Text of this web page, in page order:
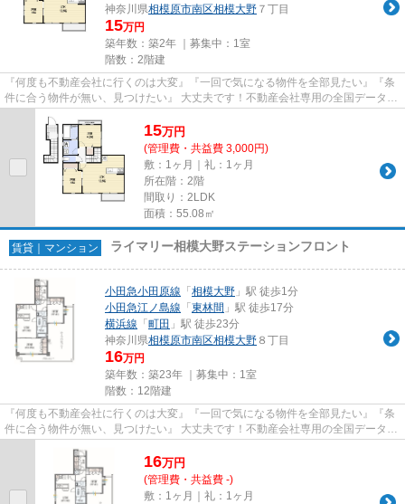
神奈川県相模原市南区相模大野 ７丁目
15万円
築年数：築2年 ｜募集中： 1室
階数：2階建
『何度も不動産会社に行くのは大変』『一回で気になる物件を全部見たい』『条
件に合う物件が無い、見つけたい』 大丈夫です！不動産会社専用の全国データベ
15万円
(管理費・共益費 3,000円)
敷：1ヶ月｜礼：1ヶ月
所在階：2階
間取り：2LDK
面積：55.08㎡
賃貸｜マンション ライマリー相模大野ステーションフロント
小田急小田原線 「 相模大野 」駅 徒歩1分
小田急江ノ島線 「 東林間 」駅 徒歩17分
横浜線 「 町田 」駅 徒歩23分
神奈川県相模原市南区相模大野 ８丁目
16万円
築年数：築23年 ｜募集中： 1室
階数：12階建
『何度も不動産会社に行くのは大変』『一回で気になる物件を全部見たい』『条
件に合う物件が無い、見つけたい』 大丈夫です！不動産会社専用の全国データベ
16万円
(管理費・共益費 -)
敷：1ヶ月｜礼：1ヶ月